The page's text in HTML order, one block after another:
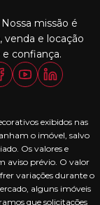
missão é
venda e locação
confiança.
exibidos nas
o imóvel, salvo
Os valores e
aviso prévio. O valor
variações durante o
alguns imóveis
que solicitações